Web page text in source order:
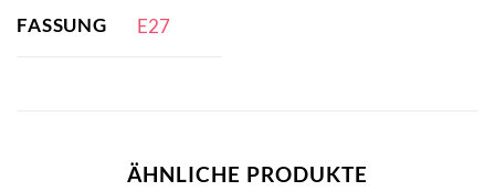
FASSUNG E27
ÄHNLICHE PRODUKTE